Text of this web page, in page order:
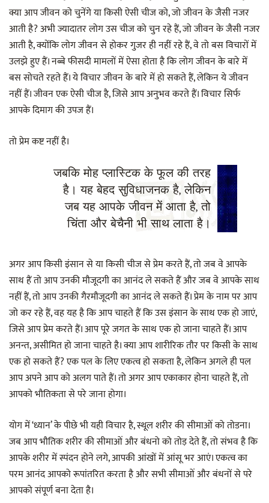
क्या आप जीवन को चुनेंगे या किसी ऐसी चीज को, जो जीवन के जैसी नजर
आती है? अभी ज्यादातर लोग उस चीज को चुन रहे हैं, जो जीवन के जैसी नजर
आती है, क्योंकि लोग जीवन से होकर गुजर ही नहीं रहे हैं, वे तो बस विचारों में
उलझे हुए हैं। नब्बे फीसदी मामलों में ऐसा होता है कि लोग जीवन के बारे में
बस सोचते रहते हैं। ये विचार जीवन के बारे में हो सकते हैं, लेकिन ये जीवन
नहीं हैं। जीवन एक ऐसी चीज है, जिसे आप अनुभव करते हैं। विचार सिर्फ
आपके दिमाग की उपज हैं।
तो प्रेम कष्ट नहीं है।
जबकि मोह प्लास्टिक के फूल की तरह
है। यह बेहद सुविधाजनक है, लेकिन
जब यह आपके जीवन में आता है, तो
चिंता और बेचैनी भी साथ लाता है।
अगर आप किसी इंसान से या किसी चीज से प्रेम करते हैं, तो जब वे आपके
साथ हैं तो आप उनकी मौजूदगी का आनंद ले सकते हैं और जब वे आपके साथ
नहीं हैं, तो आप उनकी गैरमौजूदगी का आनंद ले सकते हैं। प्रेम के नाम पर आप
जो कर रहे हैं, वह यह है कि आप चाहते हैं कि उस इंसान के साथ एक हो जाएं,
जिसे आप प्रेम करते हैं। आप पूरे जगत के साथ एक हो जाना चाहते हैं। आप
अनन्त, असीमित हो जाना चाहते है। क्या आप शारीरिक तौर पर किसी के साथ
एक हो सकते हैं? एक पल के लिए एकत्व हो सकता है, लेकिन अगले ही पल
आप अपने आप को अलग पाते हैं। तो अगर आप एकाकार होना चाहते हैं, तो
आपको भौतिकता से परे जाना होगा।
योग में ‘ध्यान’ के पीछे भी यही विचार है, स्थूल शरीर की सीमाओं को तोडना।
जब आप भौतिक शरीर की सीमाओं और बंधनो को तोड़ देते हैं, तो संभव है कि
आपके शरीर में स्पंदन होने लगे, आपकी आंखों में आंसू भर आएं। एकत्व का
परम आनंद आपको रूपांतरित करता है और सभी सीमाओं और बंधनों से परे
आपको संपूर्ण बना देता है।